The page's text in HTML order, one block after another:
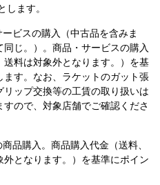
します。
ビスの購入（中古品を含みま
じ。）。商品・サービスの購入
送料は対象外となります。）を基
ます。なお、ラケットのガット張
リップ交換等の工賃の取り扱いは
すので、対象店舗でご確認くださ
品購入。商品購入代金（送料、
外となります。）を基準にポイン